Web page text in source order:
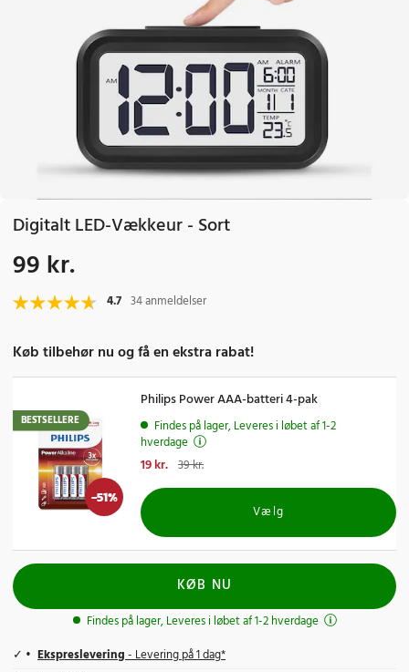
Digitalt LED-Vækkeur - Sort
Pris: 99 kr.
99 kr.
4.7 34 anmeldelser
Køb tilbehør nu og få en ekstra rabat!
BESTSELLERE
-51%
Philips Power AAA-batteri 4-pak
Findes på lager, Leveres i løbet af 1-2
hverdage
Nuværende pris
19 kr. 39 kr.
Vælg
KØB NU
Findes på lager, Leveres i løbet af 1-2 hverdage
Ekspreslevering- Levering på 1 dag*